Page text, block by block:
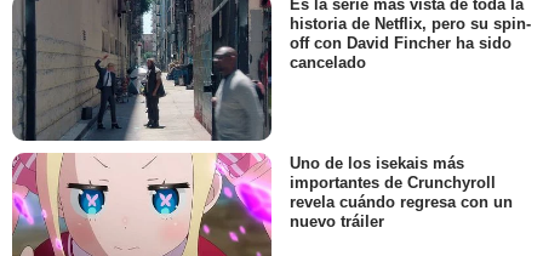
Es la serie más vista de toda la
historia de Netflix, pero su spin-
off con David Fincher ha sido
cancelado
Uno de los isekais más
importantes de Crunchyroll
revela cuándo regresa con un
nuevo tráiler